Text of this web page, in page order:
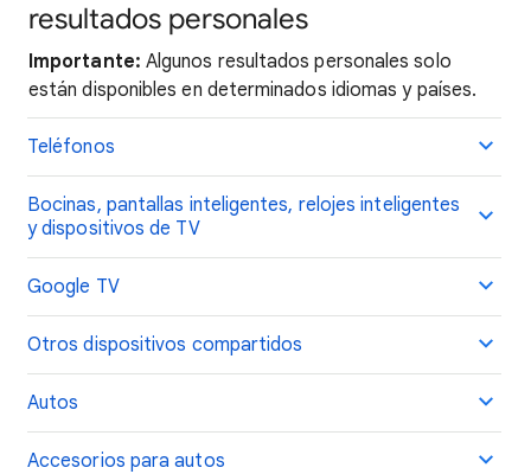
resultados personales
Importante: Algunos resultados personales solo
están disponibles en determinados idiomas y países.
Teléfonos
Bocinas, pantallas inteligentes, relojes inteligentes
y dispositivos de TV
Google TV
Otros dispositivos compartidos
Autos
Accesorios para autos